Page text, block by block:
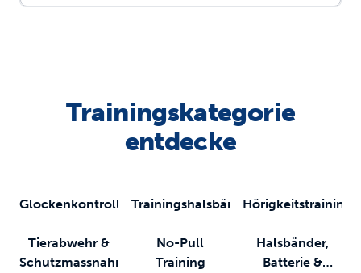
Trainingskategorie
entdecke
Glockenkontrolle Trainingshalsbänder
Tierabwehr &
Schutzmassnahmen
No-Pull
Training
Halsbänder,
Batterie &